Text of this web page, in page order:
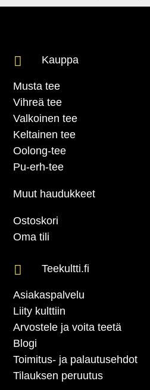
 Kauppa
Musta tee
Vihreä tee
Valkoinen tee
Keltainen tee
Oolong-tee
Pu-erh-tee
Muut haudukkeet
Ostoskori
Oma tili
 Teekultti.fi
Asiakaspalvelu
Liity kulttiin
Arvostele ja voita teetä
Blogi
Toimitus- ja palautusehdot
Tilauksen peruutus